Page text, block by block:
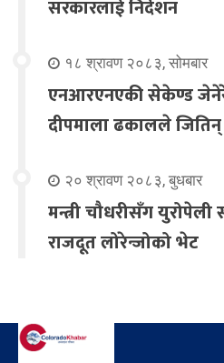
सरकारलाई निर्देशन
१८ श्रावण २०८३, सोमबार
एनआरएनएकी सेकेण्ड
दीपमाला ढकालले
२० श्रावण २०८३, बुधबार
मन्त्री चौधरीसँग
राजदूत लोरेन्जोको भेट